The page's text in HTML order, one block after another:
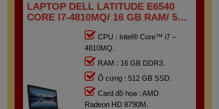
LAPTOP DELL LATITUDE E6540
CORE I7-4810MQ/ 16 GB RAM/ 512
GB SSD/ AMD RADEON HD 8790M/
CPU : Intel® Core™ i7 –
4810MQ.
RAM : 16 GB DDR3.
Ổ cứng : 512 GB SSD.
Card đồ họa : AMD
Radeon HD 8790M.